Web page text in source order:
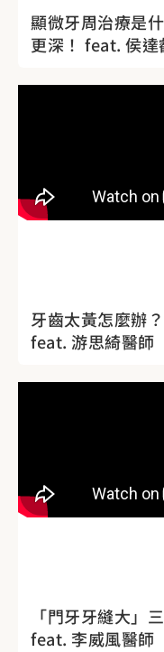
顯微牙周治療是
更深！ feat. 侯達
牙齒太黃怎麼辦
feat. 游思綺醫師
「門牙牙縫大」
feat. 李威風醫師